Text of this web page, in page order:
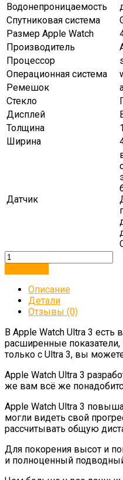
Водонепроницаемость
Спутниковая система
Размер Apple Watch
Производитель
Процессор
Операционная система
Ремешок
Стекло
Дисплей
Толщина
Ширина
Датчик
Описание
Детали
Отзывы (0)
В Apple Watch Ultra 3
расширенные
только с Ultra 3, вы
Apple Watch Ultra 3
же вам всё же
Apple Watch Ultra 3
могли видеть свой
рассчитывать общую
Для покорения высот и
и полноценный